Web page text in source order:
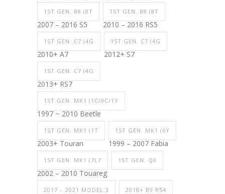
1ST GEN. B8 (8T
2007 – 2016 S5
1ST GEN. B8 (8T
2010 – 2016 RS5
1ST GEN. C7 (4G
2010+ A7
1ST GEN. C7 (4G
2012+ S7
1ST GEN. C7 (4G
2013+ RS7
1ST GEN. MK1 (1C/9C/1Y
1997 ~ 2010 Beetle
1ST GEN. MK1 (1T
2003+ Touran
1ST GEN. MK1 (6Y
1999 – 2007 Fabia
1ST GEN. MK1 (7L7
2002 – 2010 Touareg
1ST GEN. Q8
2017 – 2021 MODEL 3 2018+ B9 RS4